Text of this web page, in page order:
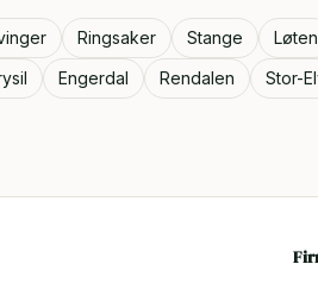
Ringsaker Stange
Løten
Engerdal Rendalen Stor-